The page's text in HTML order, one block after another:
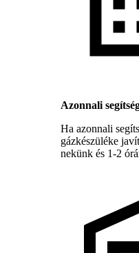
Azonnali
Ha azonnali
gázkészüléke
nekünk és 1-2